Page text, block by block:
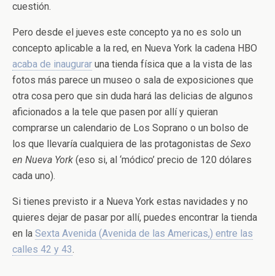
cuestión.
Pero desde el jueves este concepto ya no es solo un
concepto aplicable a la red, en Nueva York la cadena HBO
acaba de inaugurar una tienda física que a la vista de las
fotos más parece un museo o sala de exposiciones que
otra cosa pero que sin duda hará las delicias de algunos
aficionados a la tele que pasen por allí y quieran
comprarse un calendario de Los Soprano o un bolso de
los que llevaría cualquiera de las protagonistas de Sexo
en Nueva York (eso si, al ‘módico’ precio de 120 dólares
cada uno).
Si tienes previsto ir a Nueva York estas navidades y no
quieres dejar de pasar por allí, puedes encontrar la tienda
en la Sexta Avenida (Avenida de las Americas,) entre las
calles 42 y 43.